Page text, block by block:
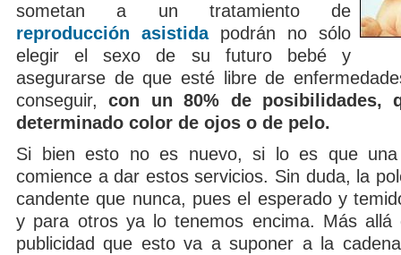
sometan a un tratamiento de
reproducción asistidapodrán no sólo
elegir el sexo de su futuro bebé y
asegurarse de que esté libre de
conseguir,con un 80% de posibilidades,
determinado color de ojos o de pelo.
Si bien esto no es nuevo, si lo es que una
comience a dar estos servicios. Sin duda, la
candente que nunca, pues el esperado y
y para otros ya lo tenemos encima. Más allá
publicidad que esto va a suponer a la